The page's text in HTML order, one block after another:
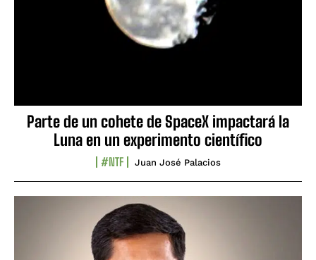
Parte de un cohete de SpaceX impactará la
Luna en un experimento científico
#NTF Juan José Palacios